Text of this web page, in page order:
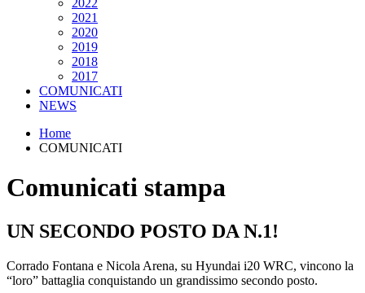
2021
2020
2019
2018
2017
COMUNICATI
NEWS
Home
COMUNICATI
Comunicati stampa
UN SECONDO POSTO DA N.1!
Corrado Fontana e Nicola Arena, su Hyundai i20 WRC, vincono la
“loro” battaglia conquistando un grandissimo secondo posto.